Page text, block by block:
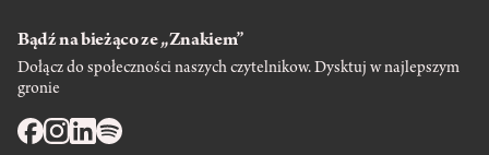
Bądź na bieżąco ze „Znakiem”
Dołącz do społeczności naszych czytelnikow. Dysktuj w najlepszym
gronie